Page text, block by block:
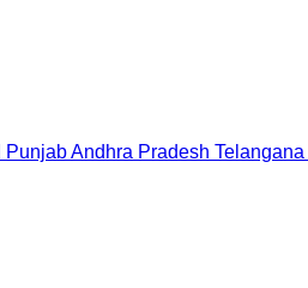
PunjabAndhra Pradesh Telangana